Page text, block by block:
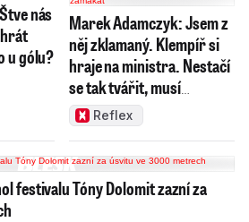
nás
u gólu?
Marek Adamczyk: Jsem z
něj zklamaný. Klempíř si
hraje na ministra. Nestačí
se tak tvářit, musí
zamakat
Reflex
festivalu Tóny Dolomit zazní za